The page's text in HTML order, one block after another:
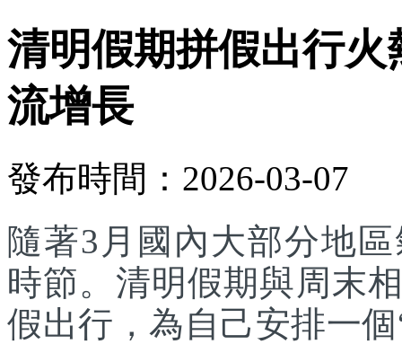
清明假期拼假出行
流增長
發布時間：2026-03-07
隨著3月國內大部分地
時節。清明假期與周末
假出行，為自己安排一